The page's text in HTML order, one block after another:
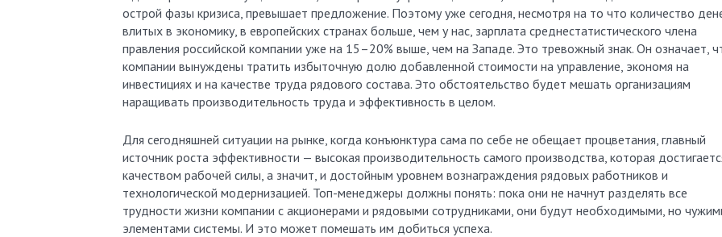
острой фазы кризиса, превышает предложение. Поэтому уже сегодня, несмотря на то что количество
влитых в экономику, в европейских странах больше, чем у нас, зарплата среднестатистического члена
правления российской компании уже на 15–20% выше, чем на Западе. Это тревожный знак. Он означает,
компании вынуждены тратить избыточную долю добавленной стоимости на управление, экономя на
инвестициях и на качестве труда рядового состава. Это обстоятельство будет мешать организациям
наращивать производительность труда и эффективность в целом.
Для сегодняшней ситуации на рынке, когда конъюнктура сама по себе не обещает процветания, главный
источник роста эффективности — высокая производительность самого производства, которая
качеством рабочей силы, а значит, и достойным уровнем вознаграждения рядовых работников и
технологической модернизацией. Топ-менеджеры должны понять: пока они не начнут разделять все
трудности жизни компании с акционерами и рядовыми сотрудниками, они будут необходимыми, но
элементами системы. И это может помешать им добиться успеха.